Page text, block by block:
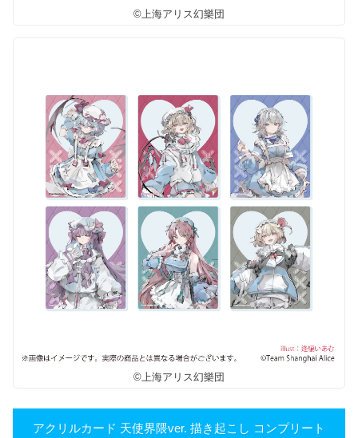
©上海アリス幻樂団
©上海アリス幻樂団
アクリルカード 天使界隈ver. 描き​起こし コンプリート